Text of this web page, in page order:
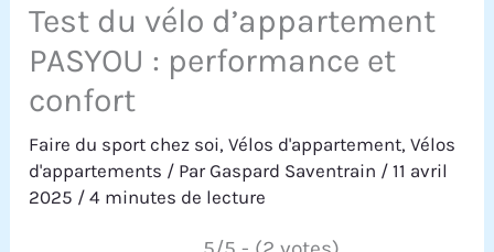
Test du vélo d’appartement
PASYOU : performance et
confort
Faire du sport chez soi,Vélos d'appartement,Vélos
d'appartements / ParGaspard Saventrain /11 avril
2025 /4 minutes de lecture